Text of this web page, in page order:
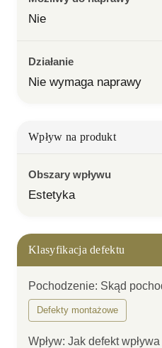
Nie
Działanie
Nie wymaga naprawy
Wpływ na produkt
Obszary wpływu
Estetyka
Klasyfikacja defektu
Pochodzenie: Skąd
Defekty montażowe
Wpływ:Jak defekt